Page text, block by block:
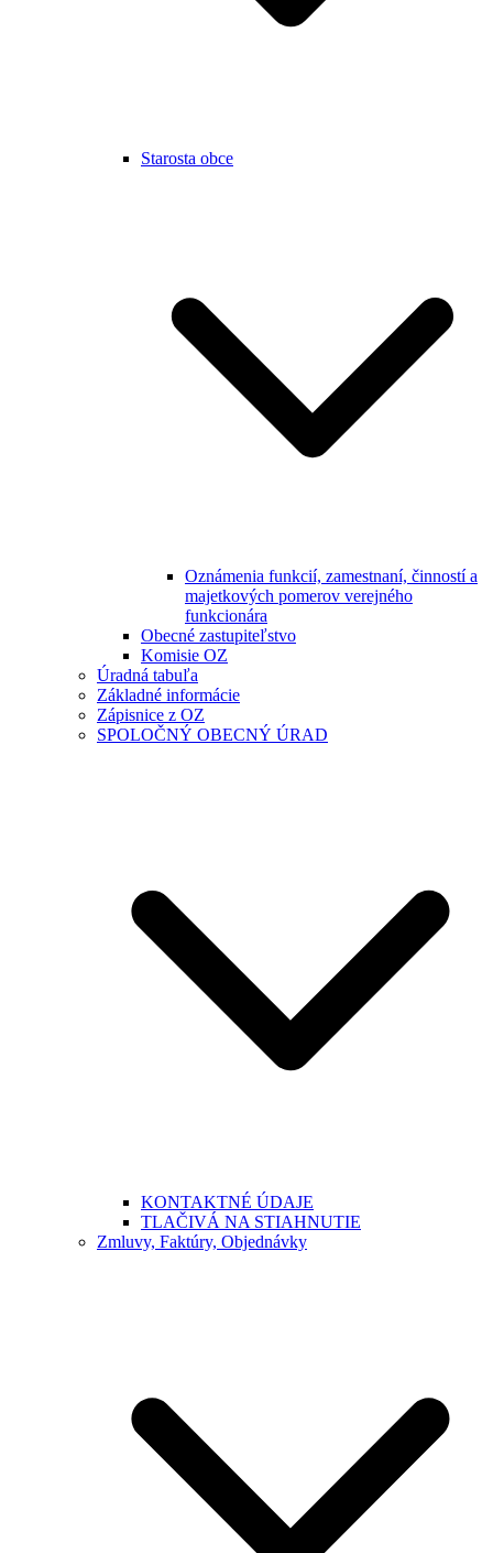
Starosta obce
Oznámenia funkcií, zamestnaní, činností a
majetkových pomerov verejného
funkcionára
Obecné zastupiteľstvo
Komisie OZ
Úradná tabuľa
Základné informácie
Zápisnice z OZ
SPOLOČNÝ OBECNÝ ÚRAD
KONTAKTNÉ ÚDAJE
TLAČIVÁ NA STIAHNUTIE
Zmluvy, Faktúry, Objednávky